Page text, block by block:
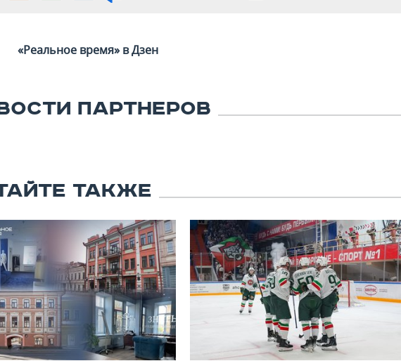
«Реальное время» в Дзен
ПАРТНЕРОВ
ТАКЖЕ